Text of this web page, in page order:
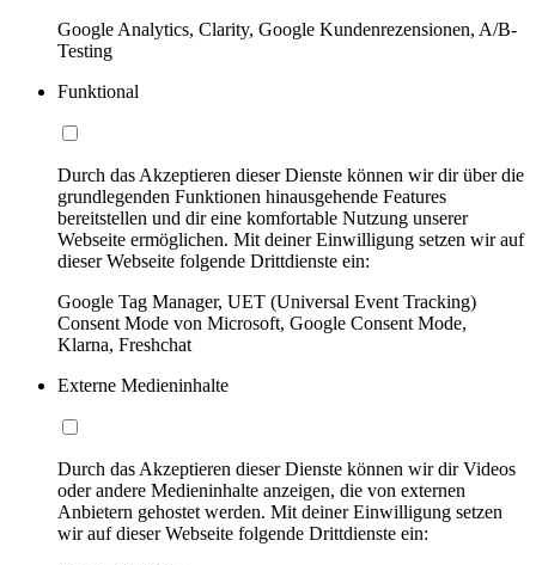
Google Analytics, Clarity, Google Kundenrezensionen, A/B-
Testing
Funktional
Durch das Akzeptieren dieser Dienste können wir dir über die
grundlegenden Funktionen hinausgehende Features
bereitstellen und dir eine komfortable Nutzung unserer
Webseite ermöglichen. Mit deiner Einwilligung setzen wir auf
dieser Webseite folgende Drittdienste ein:
Google Tag Manager, UET (Universal Event Tracking)
Consent Mode von Microsoft, Google Consent Mode,
Klarna, Freshchat
Externe Medieninhalte
Durch das Akzeptieren dieser Dienste können wir dir Videos
oder andere Medieninhalte anzeigen, die von externen
Anbietern gehostet werden. Mit deiner Einwilligung setzen
wir auf dieser Webseite folgende Drittdienste ein: